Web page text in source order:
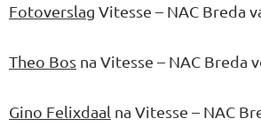
Fotoverslag Vitesse – NAC Breda
Theo Bos na Vitesse – NAC Breda
Gino Felixdaal na Vitesse – NAC